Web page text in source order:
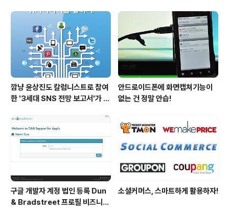
깜냥 윤상진도 칼럼니스트로 참여
한 '3세대 SNS 전망 보고서'가 발
안드로이드폰에 화면캡쳐기능이
없는 건 정말 안습!
구글 개발자 계정 법인 등록 Dun
& Bradstreet 프로필 비즈니스
소셜커머스, 스마트하게 활용하자!